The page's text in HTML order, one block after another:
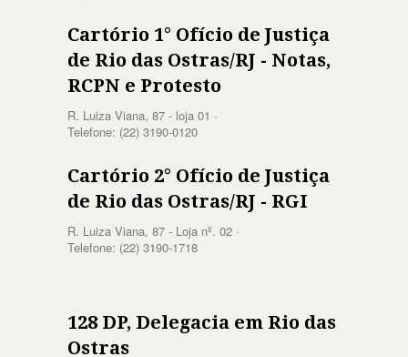
Cartório 1° Ofício de Justiça
de Rio das Ostras/RJ - Notas,
RCPN e Protesto
R. Luiza Viana, 87 - loja 01 ·
Telefone: (22) 3190-0120
Cartório 2° Ofício de Justiça
de Rio das Ostras/RJ - RGI
R. Luiza Viana, 87 - Loja nº. 02 ·
Telefone: (22) 3190-1718
128 DP, Delegacia em Rio das
Ostras